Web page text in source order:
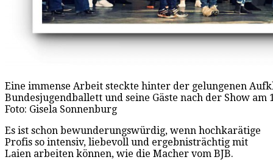
Eine immense Arbeit steckte hinter der gelungenen
Bundesjugendballett und seine Gäste nach der Show
Foto: Gisela Sonnenburg
Es ist schon bewunderungswürdig, wenn hochkarätige
Profis so intensiv, liebevoll und ergebnisträchtig mit
Laien arbeiten können, wie die Macher vom BJB.